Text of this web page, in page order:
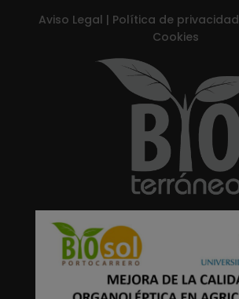
Aviso Legal | Política de privacidad
Cookies